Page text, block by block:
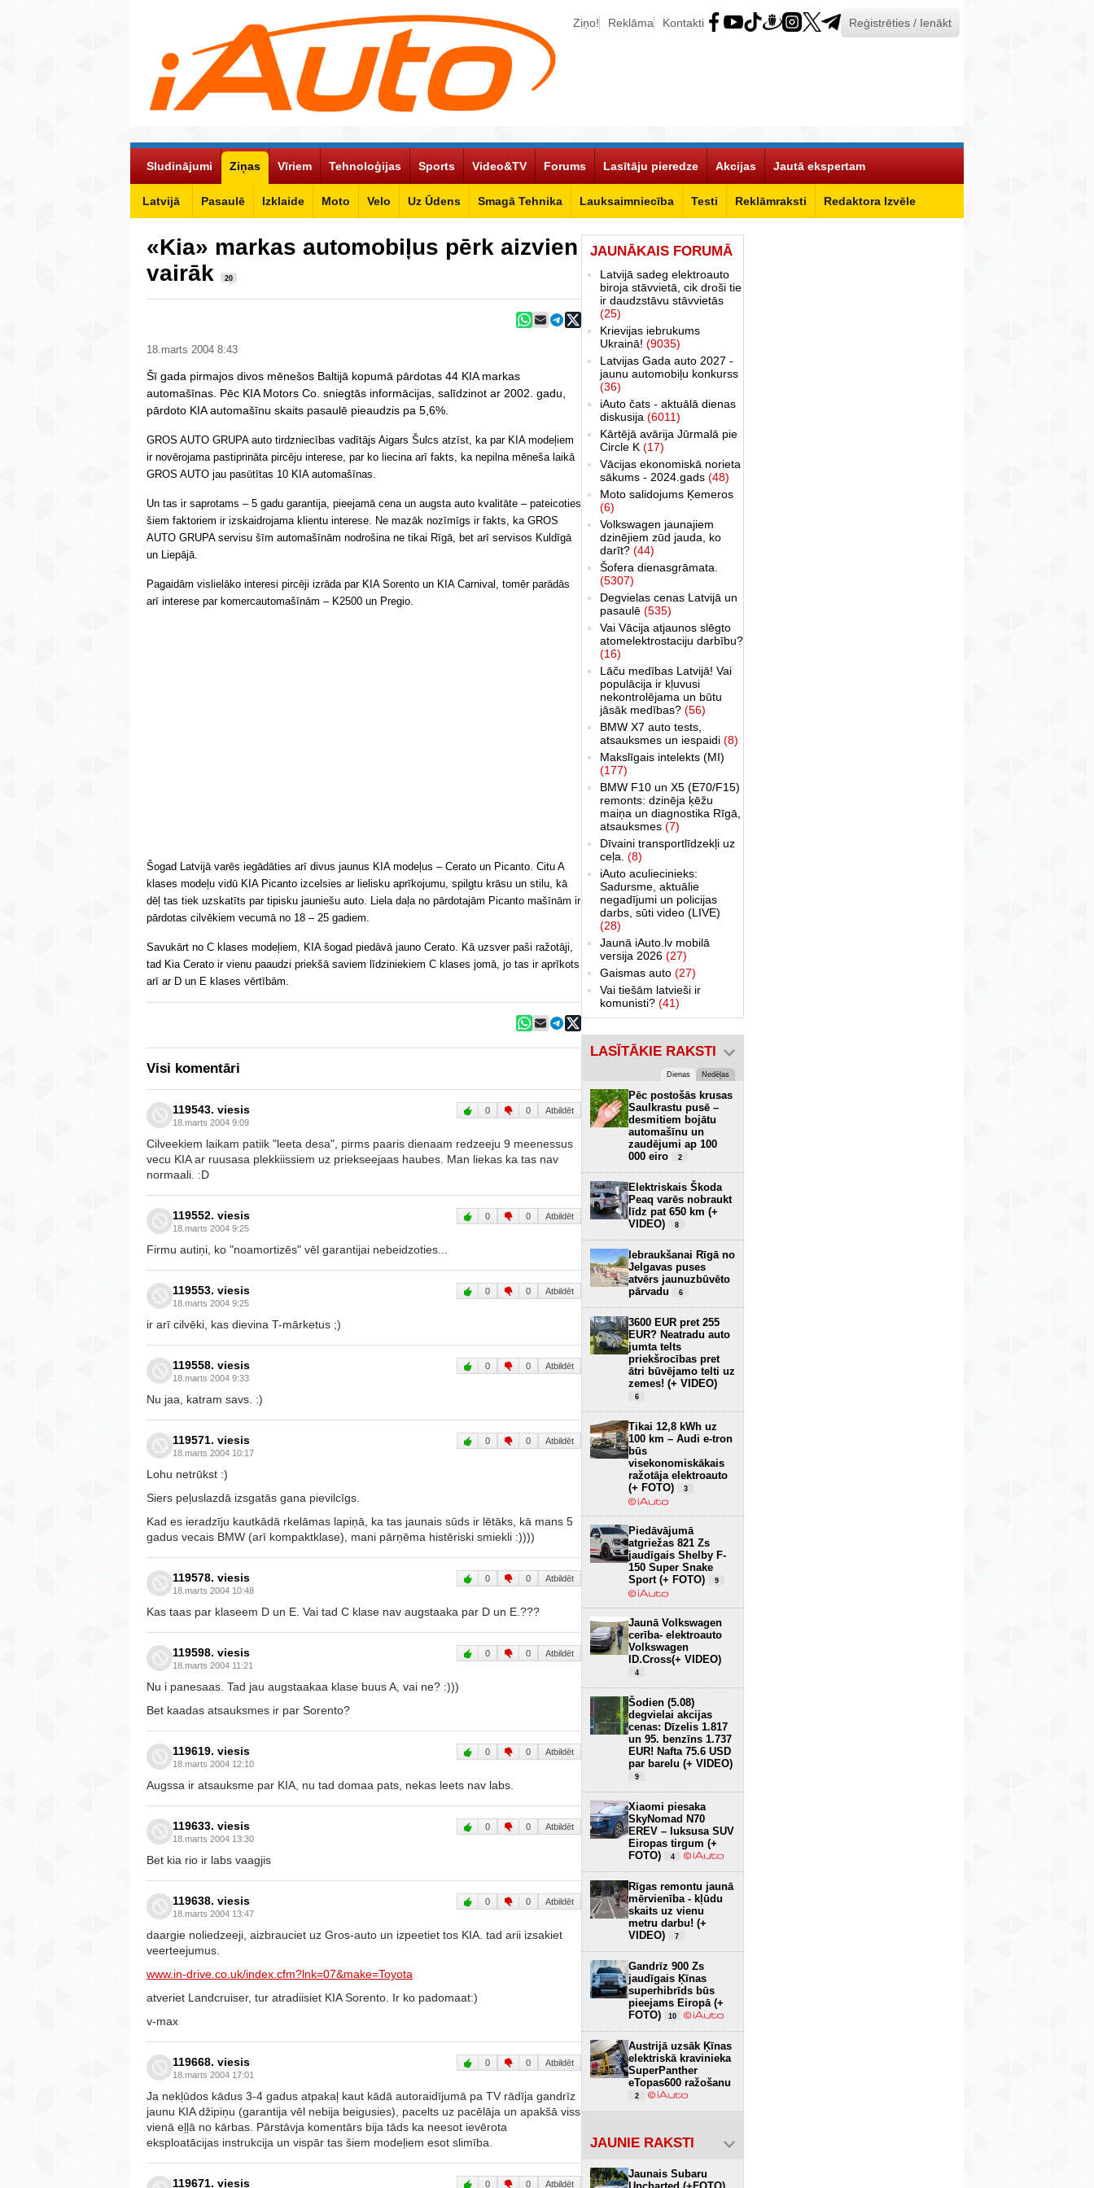
Ziņo! Reklāma Kontakti Reģistrēties / Ienākt
Sludinājumi Ziņas
Latvijā Pasaulē Izklaide Moto Velo Uz Ūdens Smagā Tehnika Lauksaimniecība Testi Reklāmraksti Redaktora Izvēle
Vīriem Tehnoloģijas Sports Video&TV Forums Lasītāju pieredze Akcijas Jautā ekspertam
«Kia» markas automobiļus pērk aizvien
vairāk
20
18.marts 2004 8:43
Šī gada pirmajos divos mēnešos Baltijā kopumā pārdotas 44 KIA markas
automašīnas. Pēc KIA Motors Co. sniegtās informācijas, salīdzinot ar 2002. gadu,
pārdoto KIA automašīnu skaits pasaulē pieaudzis pa 5,6%.
GROS AUTO GRUPA auto tirdzniecības vadītājs Aigars Šulcs atzīst, ka par KIA modeļiem
ir novērojama pastiprināta pircēju interese, par ko liecina arī fakts, ka nepilna mēneša laikā
GROS AUTO jau pasūtītas 10 KIA automašīnas.
Un tas ir saprotams – 5 gadu garantija, pieejamā cena un augsta auto kvalitāte – pateicoties
šiem faktoriem ir izskaidrojama klientu interese. Ne mazāk nozīmīgs ir fakts, ka GROS
AUTO GRUPA servisu šīm automašīnām nodrošina ne tikai Rīgā, bet arī servisos Kuldīgā
un Liepājā.
Pagaidām vislielāko interesi pircēji izrāda par KIA Sorento un KIA Carnival, tomēr parādās
arī interese par komercautomašīnām – K2500 un Pregio.
Šogad Latvijā varēs iegādāties arī divus jaunus KIA modeļus – Cerato un Picanto. Citu A
klases modeļu vidū KIA Picanto izcelsies ar lielisku aprīkojumu, spilgtu krāsu un stilu, kā
dēļ tas tiek uzskatīts par tipisku jauniešu auto. Liela daļa no pārdotajām Picanto mašīnām ir
pārdotas cilvēkiem vecumā no 18 – 25 gadiem.
Savukārt no C klases modeļiem, KIA šogad piedāvā jauno Cerato. Kā uzsver paši ražotāji,
tad Kia Cerato ir vienu paaudzi priekšā saviem līdziniekiem C klases jomā, jo tas ir aprīkots
arī ar D un E klases vērtībām.
Visi komentāri
119543. viesis
18.marts 2004 9:09
0 0 Atbildēt
Cilveekiem laikam patiik "leeta desa", pirms paaris dienaam redzeeju 9 meenessus
vecu KIA ar ruusasa plekkiissiem uz priekseejaas haubes. Man liekas ka tas nav
normaali. :D
119552. viesis
18.marts 2004 9:25
0 0 Atbildēt
Firmu autiņi, ko "noamortizēs" vēl garantijai nebeidzoties...
119553. viesis
18.marts 2004 9:25
0 0 Atbildēt
ir arī cilvēki, kas dievina T-mārketus ;)
119558. viesis
18.marts 2004 9:33
0 0 Atbildēt
Nu jaa, katram savs. :)
119571. viesis
18.marts 2004 10:17
0 0 Atbildēt
Lohu netrūkst :)
Siers peļuslazdā izsgatās gana pievilcīgs.
Kad es ieradzīju kautkādā rkelāmas lapiņā, ka tas jaunais sūds ir lētāks, kā mans 5
gadus vecais BMW (arī kompaktklase), mani pārņēma histēriski smiekli :))))
119578. viesis
18.marts 2004 10:48
0 0 Atbildēt
Kas taas par klaseem D un E. Vai tad C klase nav augstaaka par D un E.???
119598. viesis
18.marts 2004 11:21
0 0 Atbildēt
Nu i panesaas. Tad jau augstaakaa klase buus A, vai ne? :)))
Bet kaadas atsauksmes ir par Sorento?
119619. viesis
18.marts 2004 12:10
0 0 Atbildēt
Augssa ir atsauksme par KIA, nu tad domaa pats, nekas leets nav labs.
119633. viesis
18.marts 2004 13:30
0 0 Atbildēt
Bet kia rio ir labs vaagjis
119638. viesis
18.marts 2004 13:47
0 0 Atbildēt
daargie noliedzeeji, aizbrauciet uz Gros-auto un izpeetiet tos KIA. tad arii izsakiet
veerteejumus.
www.in-drive.co.uk/index.cfm?lnk=07&make=Toyota
atveriet Landcruiser, tur atradiisiet KIA Sorento. Ir ko padomaat:)
v-max
119668. viesis
18.marts 2004 17:01
0 0 Atbildēt
Ja nekļūdos kādus 3-4 gadus atpakaļ kaut kādā autoraidījumā pa TV rādīja gandrīz
jaunu KIA džipiņu (garantija vēl nebija beigusies), pacelts uz pacēlāja un apakšā viss
vienā eļļā no kārbas. Pārstāvja komentārs bija tāds ka neesot ievērota
eksploatācijas instrukcija un vispār tas šiem modeļiem esot slimība.
119671. viesis 0 0 Atbildēt
JAUNĀKAIS FORUMĀ
Latvijā sadeg elektroauto
biroja stāvvietā, cik droši tie
ir daudzstāvu stāvvietās
(25)
Krievijas iebrukums
Ukrainā! (9035)
Latvijas Gada auto 2027 -
jaunu automobiļu konkurss
(36)
iAuto čats - aktuālā dienas
diskusija (6011)
Kārtējā avārija Jūrmalā pie
Circle K (17)
Vācijas ekonomiskā norieta
sākums - 2024.gads (48)
Moto salidojums Ķemeros
(6)
Volkswagen jaunajiem
dzinējiem zūd jauda, ko
darīt? (44)
Šofera dienasgrāmata.
(5307)
Degvielas cenas Latvijā un
pasaulē (535)
Vai Vācija atjaunos slēgto
atomelektrostaciju darbību?
(16)
Lāču medības Latvijā! Vai
populācija ir kļuvusi
nekontrolējama un būtu
jāsāk medības? (56)
BMW X7 auto tests,
atsauksmes un iespaidi (8)
Makslīgais intelekts (MI)
(177)
BMW F10 un X5 (E70/F15)
remonts: dzinēja ķēžu
maiņa un diagnostika Rīgā,
atsauksmes (7)
Dīvaini transportlīdzekļi uz
ceļa. (8)
iAuto aculiecinieks:
Sadursme, aktuālie
negadījumi un policijas
darbs, sūti video (LIVE)
(28)
Jaunā iAuto.lv mobilā
versija 2026 (27)
Gaismas auto (27)
Vai tiešām latvieši ir
komunisti? (41)
LASĪTĀKIE RAKSTI
Dienas Nedēļas
Pēc postošās krusas
Saulkrastu pusē –
desmitiem bojātu
automašīnu un
zaudējumi ap 100
000 eiro
2
Elektriskais Škoda
Peaq varēs nobraukt
līdz pat 650 km (+
VIDEO)
8
Iebraukšanai Rīgā no
Jelgavas puses
atvērs jaunuzbūvēto
pārvadu
6
3600 EUR pret 255
EUR? Neatradu auto
jumta telts
priekšrocības pret
ātri būvējamo telti uz
zemes! (+ VIDEO)
6
Tikai 12,8 kWh uz
100 km – Audi e-tron
būs
visekonomiskākais
ražotāja elektroauto
(+ FOTO)
3
Piedāvājumā
atgriežas 821 Zs
jaudīgais Shelby F-
150 Super Snake
Sport (+ FOTO)
9
Jaunā Volkswagen
cerība- elektroauto
Volkswagen
ID.Cross(+ VIDEO)
4
Šodien (5.08)
degvielai akcijas
cenas: Dīzelis 1.817
un 95. benzīns 1.737
EUR! Nafta 75.6 USD
par barelu (+ VIDEO)
9
Xiaomi piesaka
SkyNomad N70
EREV – luksusa SUV
Eiropas tirgum (+
FOTO)
4
Rīgas remontu jaunā
mērvienība - kļūdu
skaits uz vienu
metru darbu! (+
VIDEO)
7
Gandrīz 900 Zs
jaudīgais Ķīnas
superhibrīds būs
pieejams Eiropā (+
FOTO)
10
Austrijā uzsāk Ķīnas
elektriskā kravinieka
SuperPanther
eTopas600 ražošanu
2
JAUNIE RAKSTI
Jaunais Subaru